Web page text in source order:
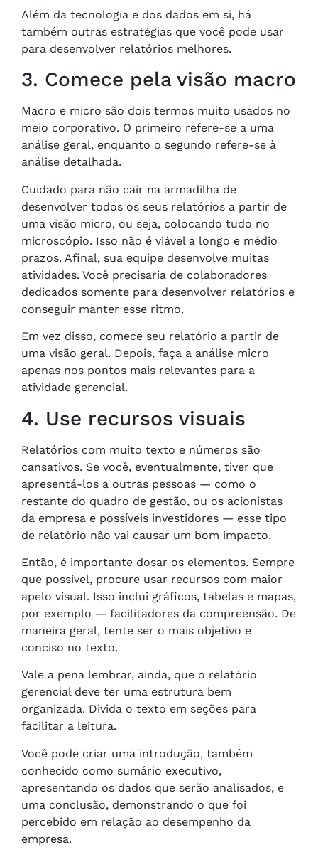
Além da tecnologia e dos dados em si, há
também outras estratégias que você pode usar
para desenvolver relatórios melhores.
3. Comece pela visão macro
Macro e micro são dois termos muito usados no
meio corporativo. O primeiro refere-se a uma
análise geral, enquanto o segundo refere-se à
análise detalhada.
Cuidado para não cair na armadilha de
desenvolver todos os seus relatórios a partir de
uma visão micro, ou seja, colocando tudo no
microscópio. Isso não é viável a longo e médio
prazos. Afinal, sua equipe desenvolve muitas
atividades. Você precisaria de colaboradores
dedicados somente para desenvolver relatórios e
conseguir manter esse ritmo.
Em vez disso, comece seu relatório a partir de
uma visão geral. Depois, faça a análise micro
apenas nos pontos mais relevantes para a
atividade gerencial.
4. Use recursos visuais
Relatórios com muito texto e números são
cansativos. Se você, eventualmente, tiver que
apresentá-los a outras pessoas — como o
restante do quadro de gestão, ou os acionistas
da empresa e possíveis investidores — esse tipo
de relatório não vai causar um bom impacto.
Então, é importante dosar os elementos. Sempre
que possível, procure usar recursos com maior
apelo visual. Isso inclui gráficos, tabelas e mapas,
por exemplo — facilitadores da compreensão. De
maneira geral, tente ser o mais objetivo e
conciso no texto.
Vale a pena lembrar, ainda, que o relatório
gerencial deve ter uma estrutura bem
organizada. Divida o texto em seções para
facilitar a leitura.
Você pode criar uma introdução, também
conhecido como sumário executivo,
apresentando os dados que serão analisados, e
uma conclusão, demonstrando o que foi
percebido em relação ao desempenho da
empresa.